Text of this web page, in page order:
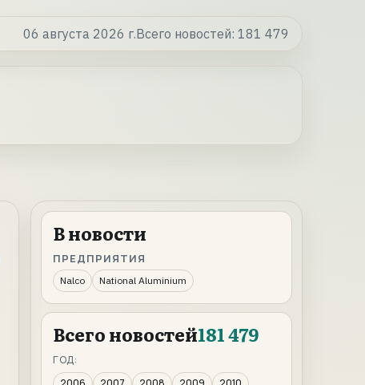
06 августа 2026 г.Всего новостей: 181 479
В новости
ПРЕДПРИЯТИЯ
Nalco National Aluminium
Всего новостей181 479
ГОД: